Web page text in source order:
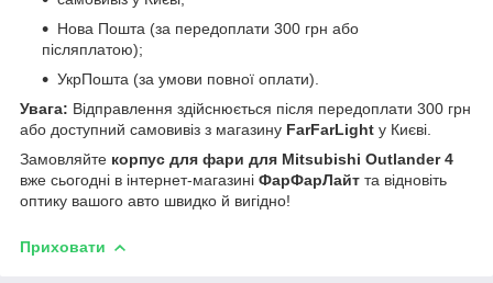
Нова Пошта (за передоплати 300 грн або
післяплатою);
УкрПошта (за умови повної оплати).
Увага: Відправлення здійснюється після передоплати 300 грн
або доступний самовивіз з магазину FarFarLight у Києві.
Замовляйте корпус для фари для Mitsubishi Outlander 4
вже сьогодні в інтернет-магазині ФарФарЛайт та відновіть
оптику вашого авто швидко й вигідно!
Приховати